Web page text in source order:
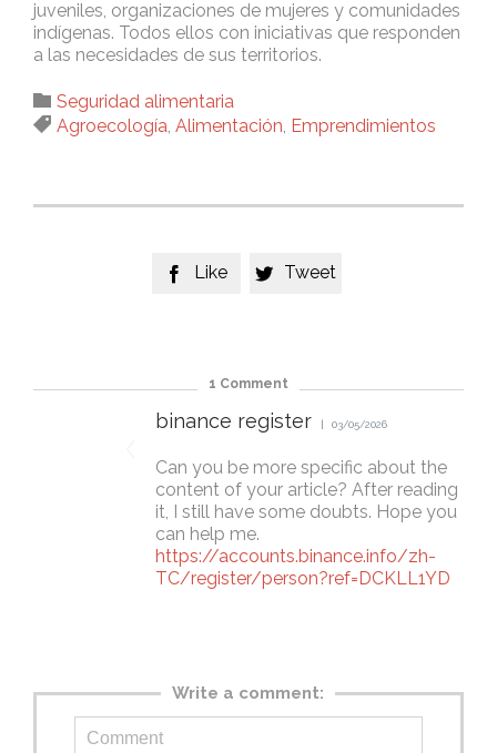
juveniles, organizaciones de mujeres y comunidades
indígenas. Todos ellos con iniciativas que responden
a las necesidades de sus territorios.
 Category
Seguridad alimentaria
 Tags
Agroecología, Alimentación, Emprendimientos
 Like  Tweet
1 Comment
binance register 03/05/2026
Can you be more specific about the
content of your article? After reading
it, I still have some doubts. Hope you
can help me.
https://accounts.binance.info/zh-
TC/register/person?ref=DCKLL1YD
Write a comment: